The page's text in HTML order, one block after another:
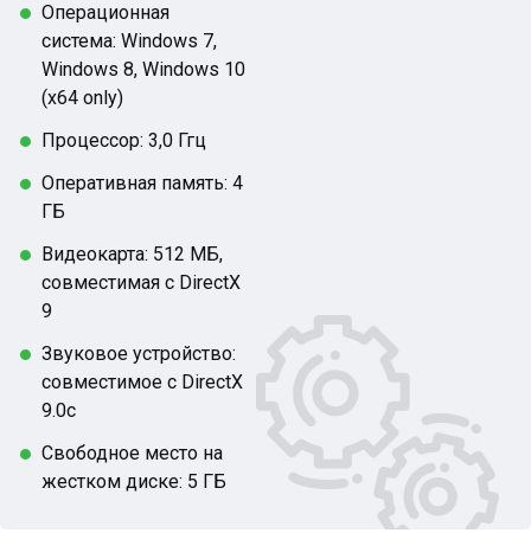
Операционная
система: Windows 7,
Windows 8, Windows 10
(x64 only)
Процессор: 3,0 Ггц
Оперативная память: 4
ГБ
Видеокарта: 512 МБ,
совместимая с DirectX
9
Звуковое устройство:
совместимое с DirectX
9.0с
Свободное место на
жестком диске: 5 ГБ